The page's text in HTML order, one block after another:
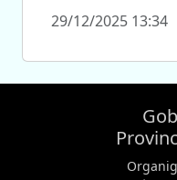
29/12/2025 13:34